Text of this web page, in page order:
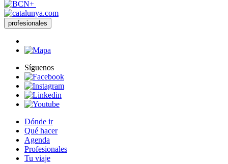
profesionales
Síguenos
Dónde ir
Qué hacer
Agenda
Profesionales
Tu viaje